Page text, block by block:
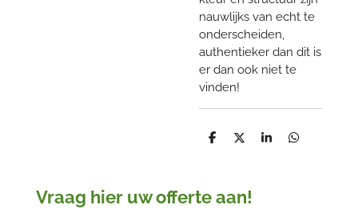
nauwlijks van echt te
onderscheiden,
authentieker dan dit is
er dan ook niet te
vinden!
D
D
S
D
Vraag hier uw offerte aan!